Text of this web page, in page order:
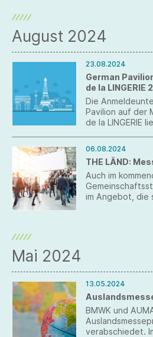
August 2024
23.08.2024
German
de la LINGERIE
Die
Pavilion auf der
de la LINGERIE
06.08.2024
THE LÄND:
Auch im
im Angebot, die
Mai 2024
13.05.2024
BMWK und
verabschiedet.